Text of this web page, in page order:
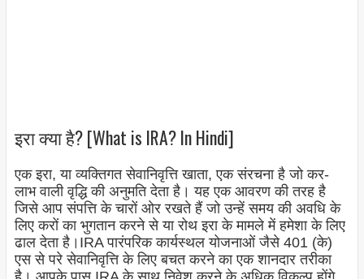
इरा क्या है? [What is IRA? In Hindi]
एक इरा, या व्यक्तिगत सेवानिवृत्ति खाता, एक संरचना है जो कर-
लाभ वाली वृद्धि की अनुमति देता है। यह एक आवरण की तरह है
जिसे आप संपत्ति के चारों ओर रखते हैं जो उन्हें समय की अवधि के
लिए करों का भुगतान करने से या रोथ इरा के मामले में हमेशा के लिए
ढाल देता है। IRA पारंपरिक कार्यस्थल योजनाओं जैसे 401 (के)
एस से परे सेवानिवृत्ति के लिए बचत करने का एक शानदार तरीका